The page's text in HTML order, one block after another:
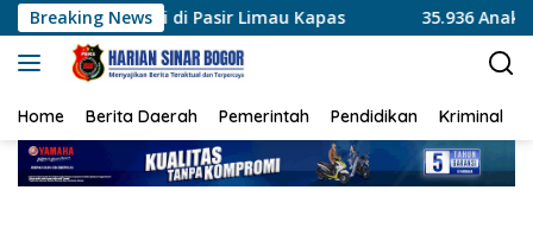
Langsung
ke
konten
Breaking News
di Pasir Limau Kapas 35.936 Anak Muda Main
Home Berita Daerah Pemerintah Pendidikan Kriminal